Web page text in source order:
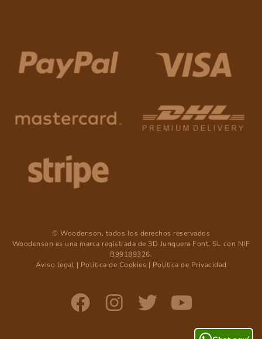
© Woodenson, todos los derechos reservados
Woodenson es una marca registrada de 3D Junquera Font, SL con NIF
B99189326.
Aviso legal | Política de Cookies | Política de Privacidad